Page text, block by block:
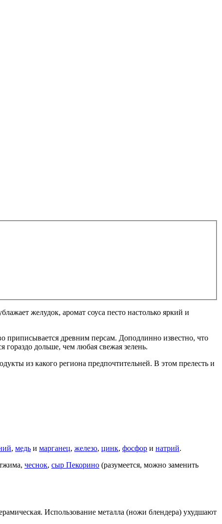
желудок, аромат соуса песто настолько яркий и
приписывается древним персам. Доподлинно известно, что
гораздо дольше, чем любая свежая зелень.
из какого региона предпочтительней. В этом прелесть и
, медь и марганец, железо, цинк, фосфор и натрий.
чеснок, сыр Пекорино (разумеется, можно заменить
Использование металла (ножи блендера) ухудшают